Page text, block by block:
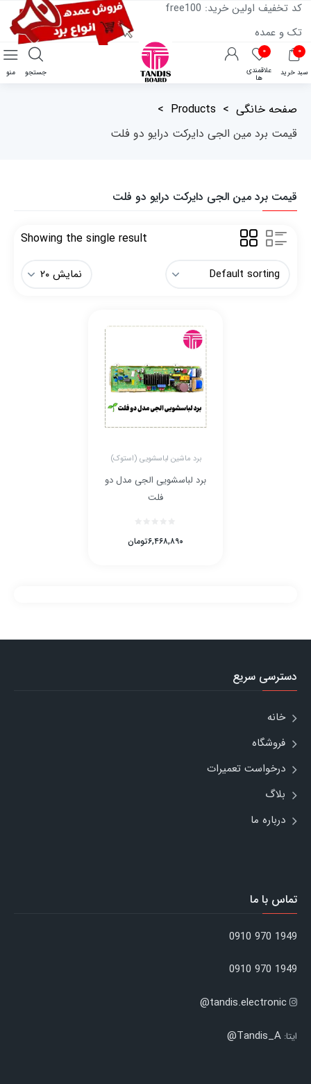
کد تخفیف اولین خرید: free100
تک و عمده
۰
سبد خرید
۰
علاقمندی
ها
منو جستجو
صفحه خانگی >
Products
>
قیمت برد مین الجی دایرکت درایو دو فلت
قیمت برد مین الجی دایرکت درایو دو فلت
Showing the single result
برد ماشین لباسشویی (استوک)
برد لباسشویی الجی مدل دو
فلت
تومان۶,۴۶۸,۸۹۰
دسترسی سریع
خانه
فروشگاه
درخواست تعمیرات
بلاگ
درباره ما
تماس با ما
1949 970 0910
1949 970 0910
tandis.electronic@
ایتا: Tandis_A@